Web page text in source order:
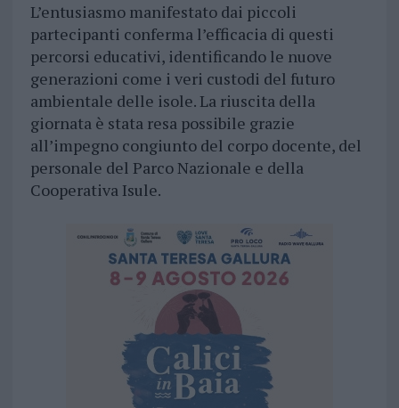
L’entusiasmo manifestato dai piccoli
partecipanti conferma l’efficacia di questi
percorsi educativi, identificando le nuove
generazioni come i veri custodi del futuro
ambientale delle isole. La riuscita della
giornata è stata resa possibile grazie
all’impegno congiunto del corpo docente, del
personale del Parco Nazionale e della
Cooperativa Isule.